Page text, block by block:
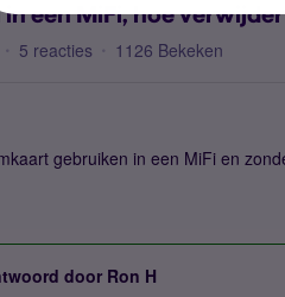
een MiFi, hoe
5 reacties 1126 Bekeken
gebruiken in een MiFi en
door Ron H